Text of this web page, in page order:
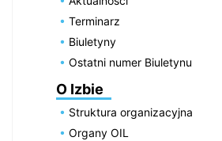
Terminarz
Biuletyny
Ostatni numer Biuletynu
O Izbie
Struktura organizacyjna
Organy OIL